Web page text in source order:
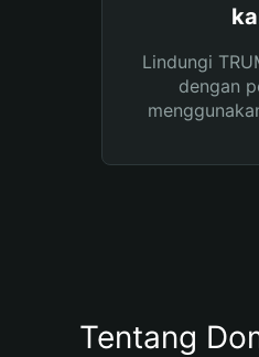
Lindungi
dengan
Tentang